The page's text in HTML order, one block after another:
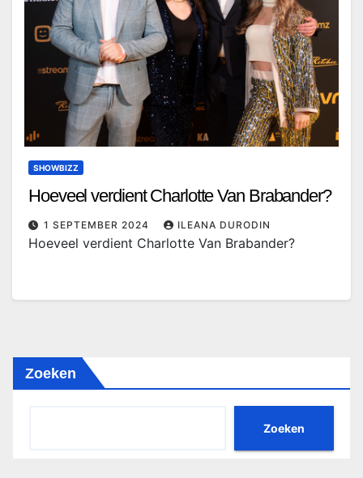
SHOWBIZZ
Hoeveel verdient Charlotte Van Brabander?
1 SEPTEMBER 2024 ILEANA DURODIN
Hoeveel verdient Charlotte Van Brabander?
Zoeken
Zoeken